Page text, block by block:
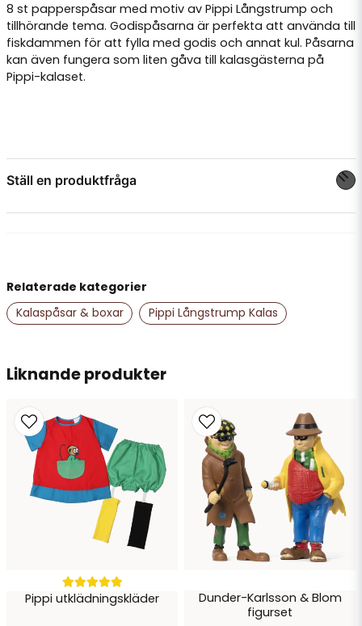
8 st papperspåsar med motiv av Pippi Långstrump och
tillhörande tema. Godispåsarna är perfekta att använda till
fiskdammen för att fylla med godis och annat kul. Påsarna
kan även fungera som liten gåva till kalasgästerna på
Pippi-kalaset.
Ställ en produktfråga
name
Namn
email
Mejladress
Ja, ni får publicera min fråga
Skicka fråga
Liknande produkter
Pippi utklädningskläder
Dunder-Karlsson & Blom
figurset
Relaterade kategorier
Kalaspåsar & boxar
Pippi Långstrump Kalas